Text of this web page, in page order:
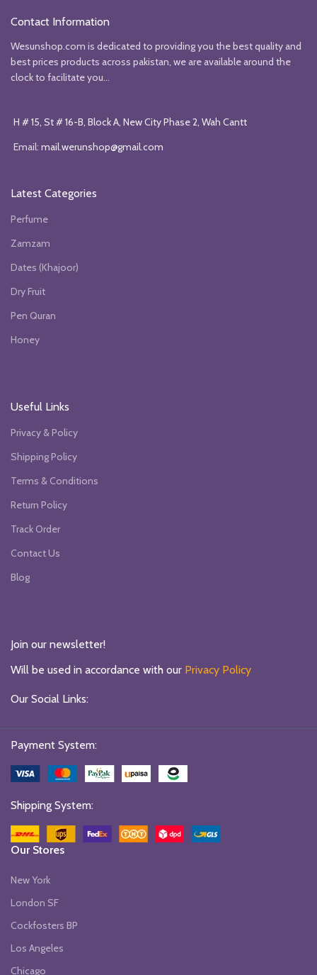
Contact Information
Wesunshop.com is dedicated to providing you the best quality and
best prices products across pakistan, we are available around the
clock to facilitate you...
H # 15, St # 16-B, Block A, New City Phase 2, Wah Cantt
Email: mail.werunshop@gmail.com
Latest Categories
Perfume
Zamzam
Dates (Khajoor)
Dry Fruit
Pen Quran
Honey
Useful Links
Privacy & Policy
Shipping Policy
Terms & Conditions
Return Policy
Track Order
Contact Us
Blog
Join our newsletter!
Will be used in accordance with our Privacy Policy
Our Social Links:
Payment System:
Shipping System:
Our Stores
New York
London SF
Cockfosters BP
Los Angeles
Chicago